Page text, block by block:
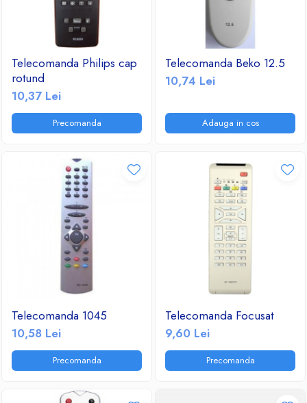
Telecomanda Philips cap
rotund
10,37 Lei
Precomanda
Telecomanda Beko 12.5
10,74 Lei
Adauga in cos
Telecomanda 1045
10,58 Lei
Precomanda
Telecomanda Focusat
9,60 Lei
Precomanda